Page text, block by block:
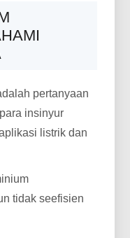
pertanyaan
insinyur
listrik dan
tidak seefisien